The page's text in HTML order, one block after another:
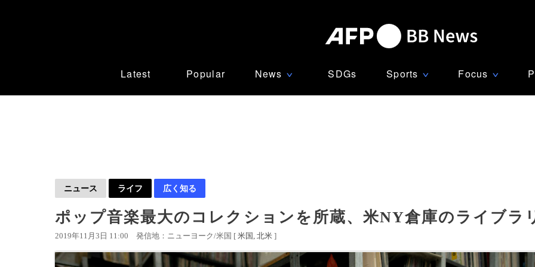
Latest Popular News ∨ SDGs Sports ∨ Focus ∨
ニュース ライフ 広く知る
ポップ音楽最大のコレクションを所蔵、米NY倉庫のライブラ
2019年11月3日 11:00 発信地：ニューヨーク/米国 [ 米国 北米 ]